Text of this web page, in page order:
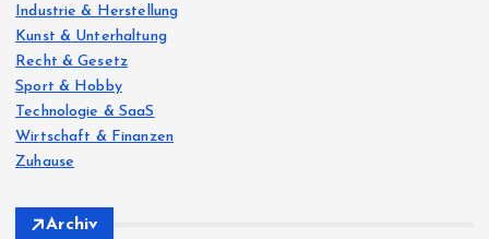
Industrie & Herstellung
Kunst & Unterhaltung
Recht & Gesetz
Sport & Hobby
Technologie & SaaS
Wirtschaft & Finanzen
Zuhause
Archiv